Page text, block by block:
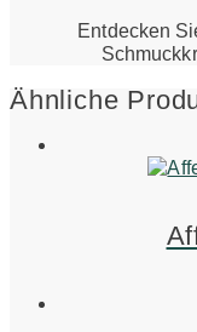
Entdecken
Ähnliche